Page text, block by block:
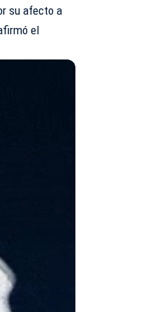
su afecto a
el